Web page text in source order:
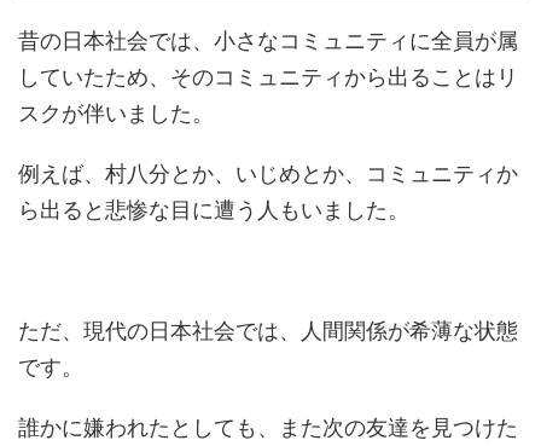
昔の日本社会では、小さなコミュニティに全員が属
していたため、そのコミュニティから出ることはリ
スクが伴いました。
例えば、村八分とか、いじめとか、コミュニティか
ら出ると悲惨な目に遭う人もいました。
ただ、現代の日本社会では、人間関係が希薄な状態
です。
誰かに嫌われたとしても、また次の友達を見つけた